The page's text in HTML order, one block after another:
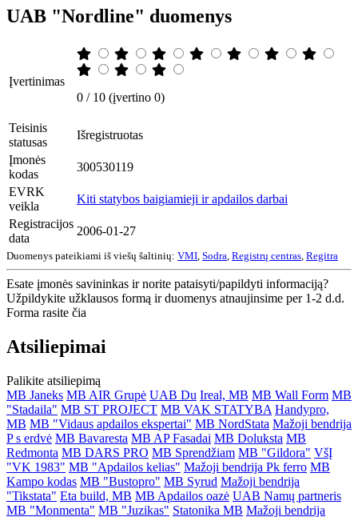
UAB "Nordline" duomenys
Įvertinimas
0 / 10 (įvertino 0)
Teisinis
statusas
Išregistruotas
Įmonės
kodas
300530119
EVRK
veikla
Kiti statybos baigiamieji ir apdailos darbai
Registracijos
data
2006-01-27
Duomenys pateikiami iš viešų šaltinių: VMI Sodra Registrų centras Regitra
Esate įmonės savininkas ir norite pataisyti/papildyti informaciją?
Užpildykite užklausos formą ir duomenys atnaujinsime per 1-2 d.d.
Forma rasite čia
Atsiliepimai
Palikite atsiliepimą
MB Janeks MB AIR Grupė UAB Du Ireal, MB MB Wall Form MB
"Stadaila" MB ST PROJECT MB VAK STATYBA Handypro,
MB MB "Vidaus apdailos ekspertai" MB NordStata Mažoji bendrija
P s erdvė MB Bavaresta MB AP Fasadai MB Doluksta MB
Redmonta MB DARS PRO MB Sprendžiam MB "Gildora" VšĮ
"VK 1983" MB "Apdailos kelias" Mažoji bendrija Pk ferro MB
Kampo kodas MB "Bustopro" MB Syrud Mažoji bendrija
"Tikstata" Eta build, MB MB Apdailos oazė UAB Namų partneris
MB "Monmenta" MB "Juzikas" Statonika MB Mažoji bendrija